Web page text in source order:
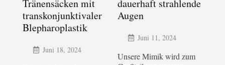
Tränensäcken mit
transkonjunktivaler
Blepharoplastik
Juni 18, 2024
dauerhaft strahlende
Augen
Juni 11, 2024
Unsere Mimik wird zum